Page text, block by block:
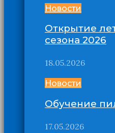
Новости
Открытие
сезона 2026
18.05.2026
Новости
Обучение
17.05.2026